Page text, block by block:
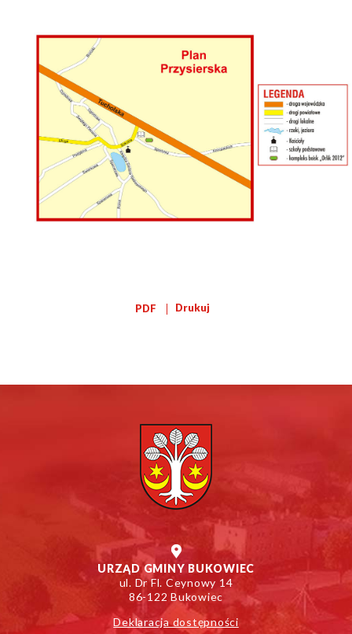
PDF Drukuj
URZĄD GMINY BUKOWIEC
ul. Dr Fl. Ceynowy 14
86-122 Bukowiec
Deklaracja dostępności